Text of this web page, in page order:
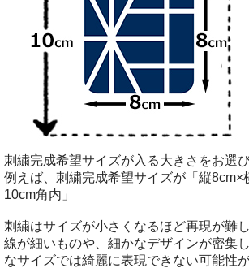
刺繍完成希望サイズが入る大きさをお選び
例えば、刺繍完成希望サイズが「縦8cm×
10cm角内」
刺繍はサイズが小さくなるほど再現が難
線が細いものや、細かなデザインが密集
なサイズでは綺麗に表現できない可能性